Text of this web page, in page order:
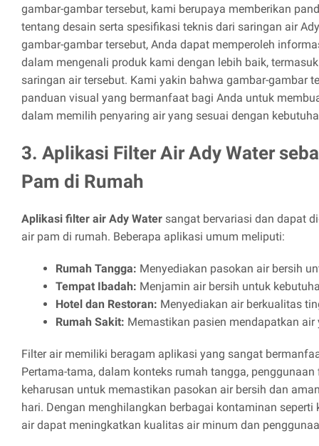
gambar-gambar tersebut, kami berupaya memberikan
tentang desain serta spesifikasi teknis dari saringan air
gambar-gambar tersebut, Anda dapat memperoleh
dalam mengenali produk kami dengan lebih baik,
saringan air tersebut. Kami yakin bahwa gambar-gambar
panduan visual yang bermanfaat bagi Anda untuk
dalam memilih penyaring air yang sesuai dengan
3. Aplikasi Filter Air Ady Water
Pam di Rumah
Aplikasi filter air Ady Water sangat bervariasi dan dapat
air pam di rumah. Beberapa aplikasi umum meliputi:
Rumah Tangga: Menyediakan pasokan air bersih
Tempat Ibadah: Menjamin air bersih untuk
Hotel dan Restoran: Menyediakan air berkualitas
Rumah Sakit: Memastikan pasien mendapatkan
Filter air memiliki beragam aplikasi yang sangat
Pertama-tama, dalam konteks rumah tangga,
keharusan untuk memastikan pasokan air bersih dan
hari. Dengan menghilangkan berbagai kontaminan seperti
air dapat meningkatkan kualitas air minum dan